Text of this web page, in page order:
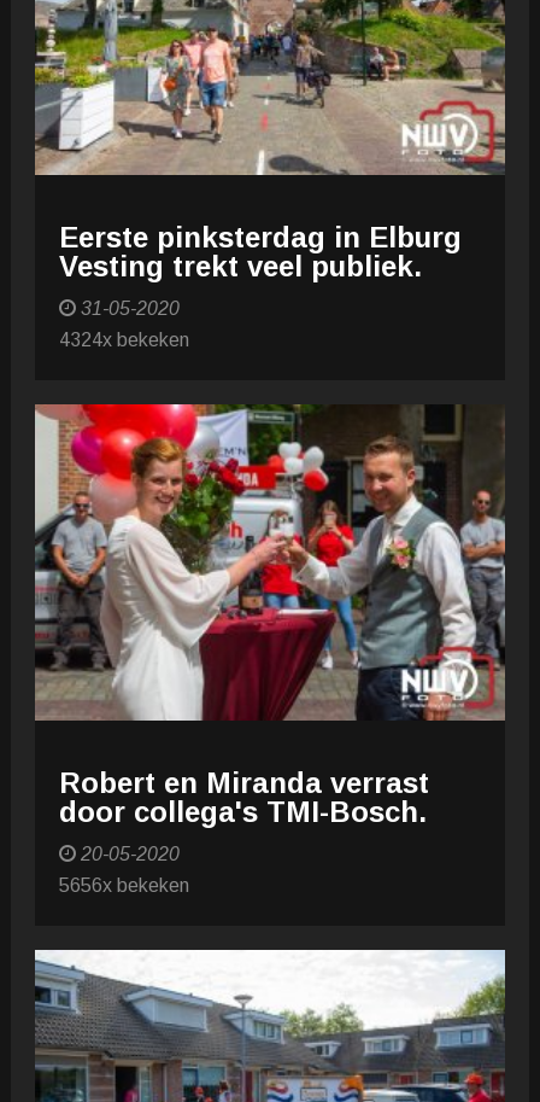
Eerste pinksterdag in Elburg
Vesting trekt veel publiek.
31-05-2020
4324x bekeken
Robert en Miranda verrast
door collega's TMI-Bosch.
20-05-2020
5656x bekeken